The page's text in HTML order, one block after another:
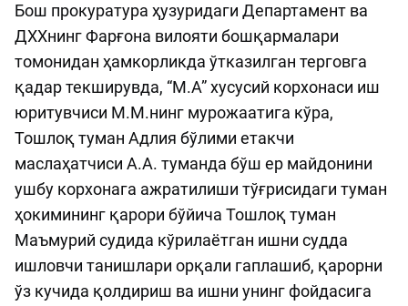
Бош прокуратура ҳузуридаги Департамент ва
ДХХнинг Фарғона вилояти бошқармалари
томонидан ҳамкорликда ўтказилган терговга
қадар текширувда, “М.А” хусусий корхонаси иш
юритувчиси М.М.нинг мурожаатига кўра,
Тошлоқ туман Адлия бўлими етакчи
маслаҳатчиси А.А. туманда бўш ер майдонини
ушбу корхонага ажратилиши тўғрисидаги туман
ҳокимининг қарори бўйича Тошлоқ туман
Маъмурий судида кўрилаётган ишни судда
ишловчи танишлари орқали гаплашиб, қарорни
ўз кучида қолдириш ва ишни унинг фойдасига